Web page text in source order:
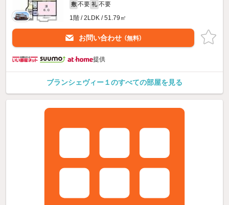
敷 不要 礼 不要
1階 / 2LDK / 51.79㎡
お問い合わせ （無料）
提供
ブランシェヴィー１のすべての部屋を見る